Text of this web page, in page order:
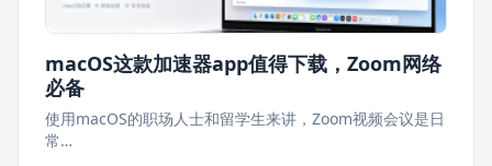
macOS这款加速器app值得下载，Zoom网络
必备
使用macOS的职场人士和留学生来讲，Zoom视频会议是日
常…